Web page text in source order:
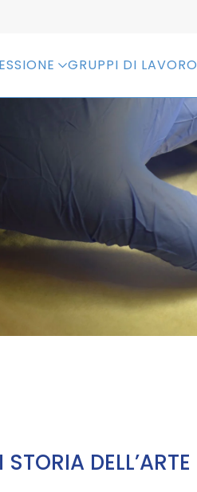
GRUPPI DI LAVORO
DELL’ARTE